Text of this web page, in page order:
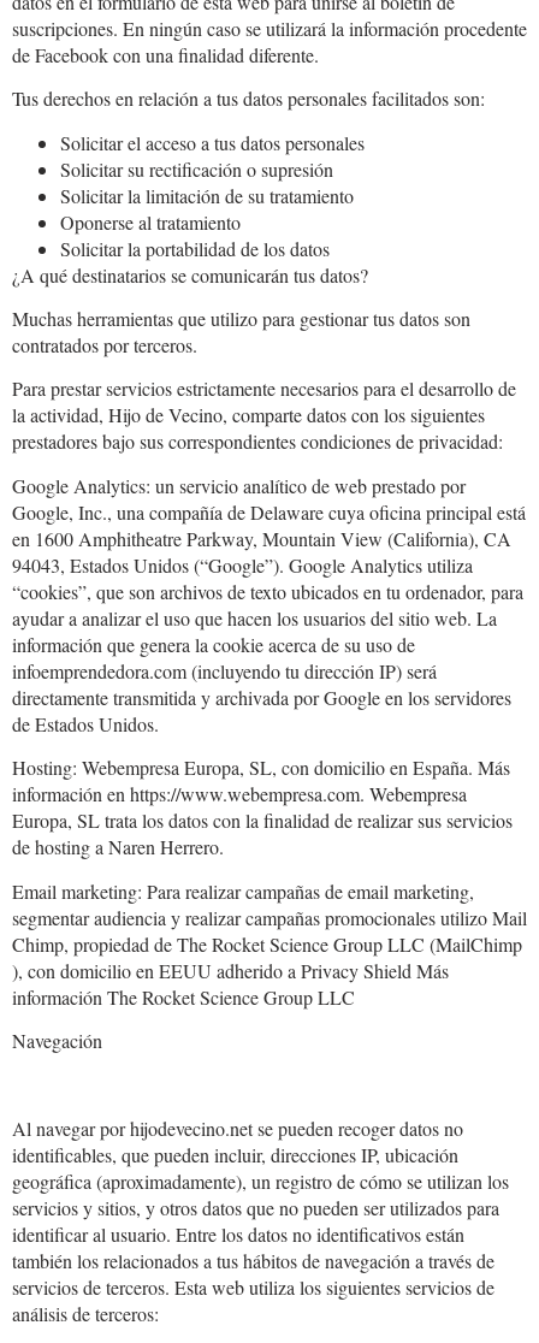
suscripciones. En ningún caso se utilizará la información procedente
de Facebook con una finalidad diferente.
Tus derechos en relación a tus datos personales facilitados son:
Solicitar el acceso a tus datos personales
Solicitar su rectificación o supresión
Solicitar la limitación de su tratamiento
Oponerse al tratamiento
Solicitar la portabilidad de los datos
¿A qué destinatarios se comunicarán tus datos?
Muchas herramientas que utilizo para gestionar tus datos son
contratados por terceros.
Para prestar servicios estrictamente necesarios para el desarrollo de
la actividad, Hijo de Vecino, comparte datos con los siguientes
prestadores bajo sus correspondientes condiciones de privacidad:
Google Analytics: un servicio analítico de web prestado por
Google, Inc., una compañía de Delaware cuya oficina principal está
en 1600 Amphitheatre Parkway, Mountain View (California), CA
94043, Estados Unidos (“Google”). Google Analytics utiliza
“cookies”, que son archivos de texto ubicados en tu ordenador, para
ayudar a analizar el uso que hacen los usuarios del sitio web. La
información que genera la cookie acerca de su uso de
infoemprendedora.com (incluyendo tu dirección IP) será
directamente transmitida y archivada por Google en los servidores
de Estados Unidos.
Hosting: Webempresa Europa, SL, con domicilio en España. Más
información en https://www.webempresa.com. Webempresa
Europa, SL trata los datos con la finalidad de realizar sus servicios
de hosting a Naren Herrero.
Email marketing: Para realizar campañas de email marketing,
segmentar audiencia y realizar campañas promocionales utilizo Mail
Chimp, propiedad de The Rocket Science Group LLC (MailChimp
), con domicilio en EEUU adherido a Privacy Shield Más
información The Rocket Science Group LLC
Navegación
Al navegar por hijodevecino.net se pueden recoger datos no
identificables, que pueden incluir, direcciones IP, ubicación
geográfica (aproximadamente), un registro de cómo se utilizan los
servicios y sitios, y otros datos que no pueden ser utilizados para
identificar al usuario. Entre los datos no identificativos están
también los relacionados a tus hábitos de navegación a través de
servicios de terceros. Esta web utiliza los siguientes servicios de
análisis de terceros: